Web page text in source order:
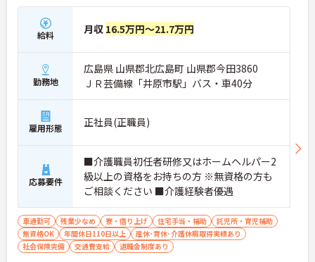
給料 月収 16.5万円～21.7万円
勤務地
広島県 山県郡北広島町 山県郡今田3860
ＪＲ芸備線「井原市駅」バス・車40分
雇用形態 正社員(正職員)
応募要件
■介護職員初任者研修又はホームヘルパー2
級以上の資格をお持ちの方 ※無資格の方も
ご相談ください ■介護経験者優遇
車通勤可 残業少なめ 寮・借り上げ 住宅手当・補助
託児所・育児補助
無資格OK
年間休日110日以上
産休･育休･介護休暇取得実績あり
社会保険完備
交通費支給 退職金制度あり